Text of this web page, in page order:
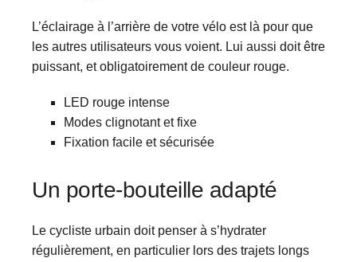
L’éclairage à l’arrière de votre vélo est là pour que
les autres utilisateurs vous voient. Lui aussi doit être
puissant, et obligatoirement de couleur rouge.
LED rouge intense
Modes clignotant et fixe
Fixation facile et sécurisée
Un porte-bouteille adapté
Le cycliste urbain doit penser à s’hydrater
régulièrement, en particulier lors des trajets longs